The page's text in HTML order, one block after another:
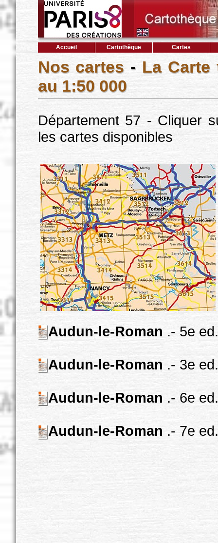
Accueil Cartothèque Cartes
Nos cartes - La Carte
au 1:50 000
Département 57 - Cliquer
les cartes disponibles
Audun-le-Roman .- 5e
Audun-le-Roman .- 3e
Audun-le-Roman .- 6e
Audun-le-Roman .- 7e